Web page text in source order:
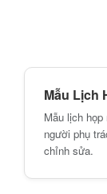
Mẫu Lịch
Mẫu lịch
người phụ
chỉnh sửa.